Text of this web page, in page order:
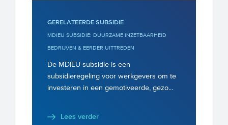
GERELATEERDE SUBSIDIE
MDIEU SUBSIDIE: DUURZAME INZETBAARHEID
BEDRIJVEN & EERDER UITTREDEN
De MDIEU subsidie is een
subsidieregeling voor werkgevers om te
investeren in een gemotiveerde, gezo...
Lees verder